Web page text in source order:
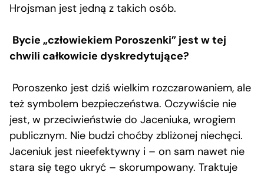
Hrojsman jest jedną z takich osób.
Bycie „człowiekiem Poroszenki” jest w tej
chwili całkowicie dyskredytujące?
Poroszenko jest dziś wielkim rozczarowaniem, ale
też symbolem bezpieczeństwa. Oczywiście nie
jest, w przeciwieństwie do Jaceniuka, wrogiem
publicznym. Nie budzi choćby zbliżonej niechęci.
Jaceniuk jest nieefektywny i – on sam nawet nie
stara się tego ukryć – skorumpowany. Traktuje